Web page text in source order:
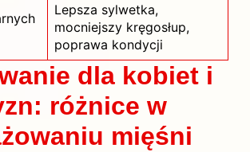
Lepsza sylwetka,
mocniejszy kręgosłup,
poprawa kondycji
dla kobiet i
różnice w
mięśni